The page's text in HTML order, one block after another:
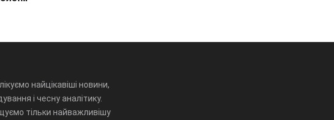
найцікавіші новини,
і чесну аналітику.
тільки найважливішу